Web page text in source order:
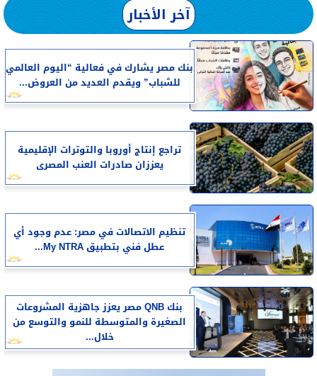
آخر الأخبار
بنك مصر يشارك في فعالية “اليوم العالمي
للشباب” ويقدم العديد من العروض...
تراجع إنتاج أوروبا والتوترات الإقليمية
يعززان صادرات العنب المصرى
تنظيم الاتصالات في مصر: عدم وجود أي
عطل فني بتطبيق My NTRA...
بنك QNB مصر يعزز جاهزية المشروعات
الصغيرة والمتوسطة للنمو والتوسع من
خلال...